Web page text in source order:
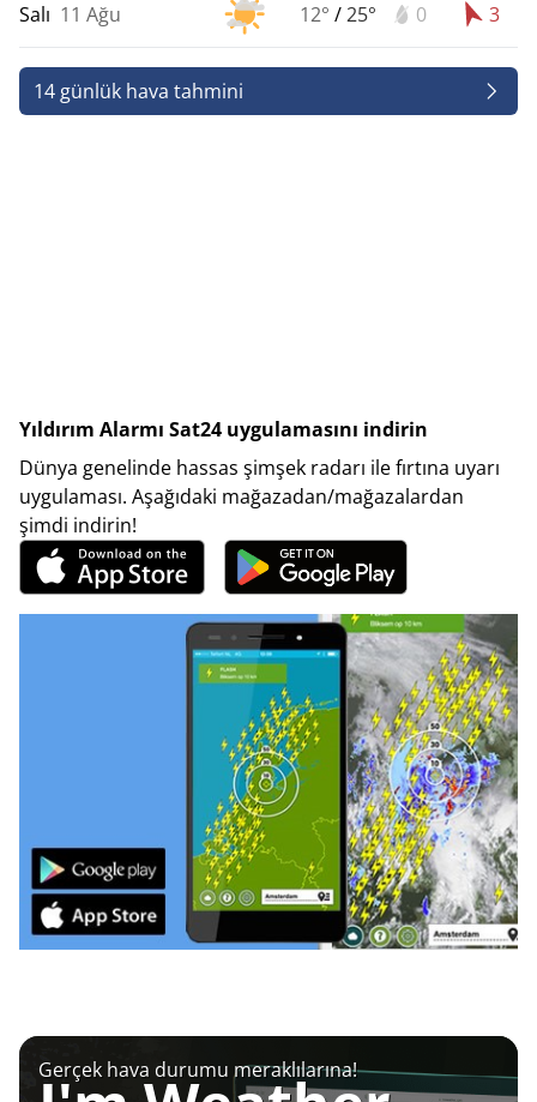
Salı 11 Ağu 12° /25° 0 3
14 günlük hava tahmini
Yıldırım Alarmı Sat24 uygulamasını indirin
Dünya genelinde hassas şimşek radarı ile fırtına uyarı
uygulaması. Aşağıdaki mağazadan/mağazalardan
şimdi indirin!
Gerçek hava durumu meraklılarına!